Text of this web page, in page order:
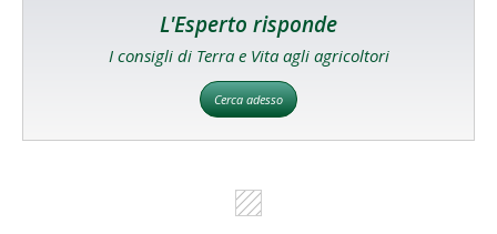
L'Esperto risponde
I consigli di Terra e Vita agli agricoltori
Cerca adesso